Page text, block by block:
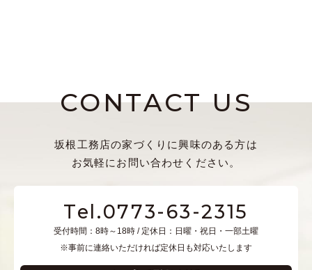
CONTACT US
坂根工務店の家づくりに興味のある方は
お気軽にお問い合わせください。
Tel.0773-63-2315
受付時間：8時～18時 / 定休日：日曜・祝日・一部土曜
※事前に連絡いただければ定休日も対応いたします